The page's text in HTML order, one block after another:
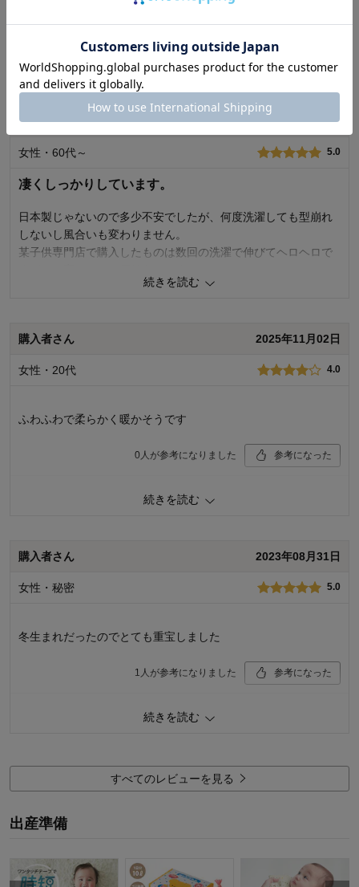
0人が参考になりました 参考になった
品質
デザイン
5.0
続きを読む
むされおさん 2025年11月07日
女性・60代～ 5.0
凄くしっかりしています。
日本製じゃないので多少不安でしたが、何度洗濯しても型崩れ
しないし風合いも変わりません。
某子供専門店で購入したものは数回の洗濯で伸びてヘロヘロで
結び紐が分かりやすいように場所により色が変えてあるのも高
参考になった
お子さまの年齢：
0～3ヶ月
お子さまの性別：
男の子
続きを読む
購入者さん 2025年11月02日
女性・20代 4.0
ふわふわで柔らかく暖かそうです
0 人が参考になりました 参考になった
4.0
続きを読む
購入者さん 2023年08月31日
女性・秘密 5.0
冬生まれだったのでとても重宝しました
1 人が参考になりました 参考になった
4.0
購入商品： ベージュ系, 50～60
お子さまの年齢： 0～3ヶ月
お子さまの性別： 男の子
続きを読む
すべてのレビューを見る
出産準備